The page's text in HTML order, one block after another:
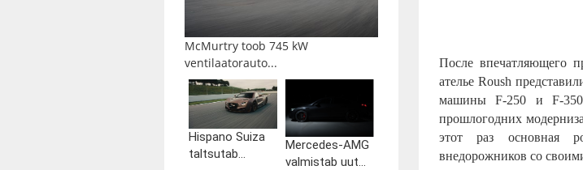
McMurtry toob 745 kW
ventilaatorauto...
Hispano Suiza
taltsutab...
Mercedes-AMG
valmistab uut...
После впечатляющего
ателье Roush
машины F-250 и F-350
прошлогодних
этот раз основная
внедорожников со